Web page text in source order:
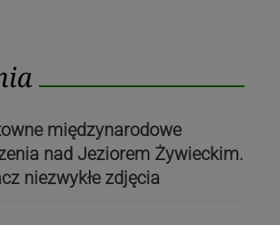
międzynarodowe
nad Jeziorem Żywieckim.
niezwykłe zdjęcia